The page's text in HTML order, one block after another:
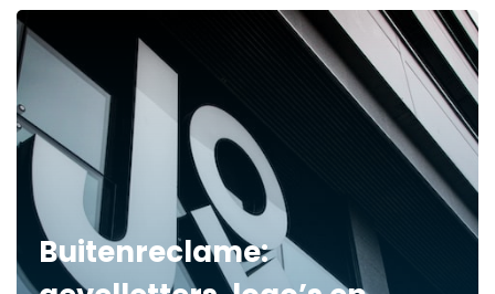
Buitenreclame: